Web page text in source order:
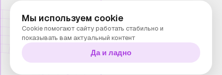
Смс рассылка 2026 ©
Запрещено копирование материалов сайта без
письменного разрешения ООО "Таргет Телеком"
Политика конфиденциальности
Мы используем cookie
Cookie помогают сайту работать стабильно и
показывать вам актуальный контент
Да и ладно